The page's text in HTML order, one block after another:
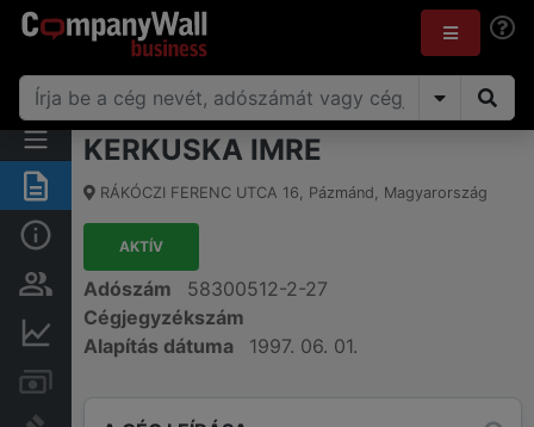
Összegzés
Alap információk
Személyek és tulajdonjog
Pénzügyi információk
KERKUSKA IMRE
RÁKÓCZI FERENC UTCA 16, Pázmánd, Magyarország
AKTÍV
Adószám
58300512-2-27
Cégjegyzékszám
Alapítás dátuma
1997. 06. 01.